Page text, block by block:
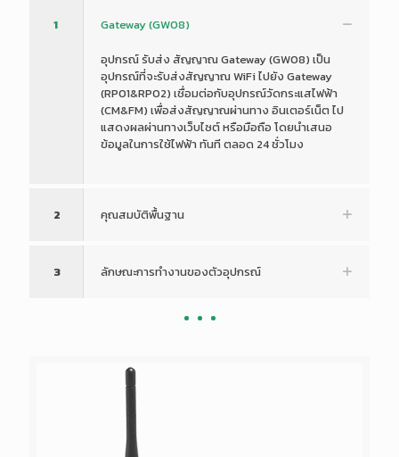
1 Gateway (GW08)
อุปกรณ์ รับส่ง สัญญาณ Gateway (GW08) เป็น
อุปกรณ์ที่จะรับส่งสัญญาณ WiFi ไปยัง Gateway
(RP01&RP02) เชื่อมต่อกับอุปกรณ์วัดกระแสไฟฟ้า
(CM&FM) เพื่อส่งสัญญาณผ่านทาง อินเตอร์เน็ต ไป
แสดงผลผ่านทางเว็บไซต์ หรือมือถือ โดยนำเสนอ
ข้อมูลในการใช้ไฟฟ้า ทันที ตลอด 24 ชั่วโมง
2 คุณสมบัติพื้นฐาน
3 ลักษณะการทำงานของตัวอุปกรณ์